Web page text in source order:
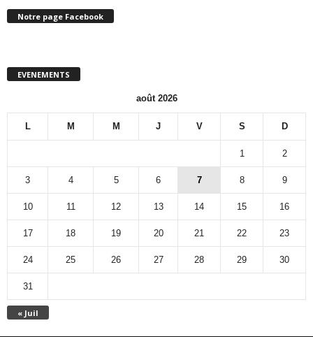
Notre page Facebook
EVENEMENTS
août 2026
L M M J V S D
« Juil
1 2
3 4 5 6 7 8 9
10 11 12 13 14 15 16
17 18 19 20 21 22 23
24 25 26 27 28 29 30
31